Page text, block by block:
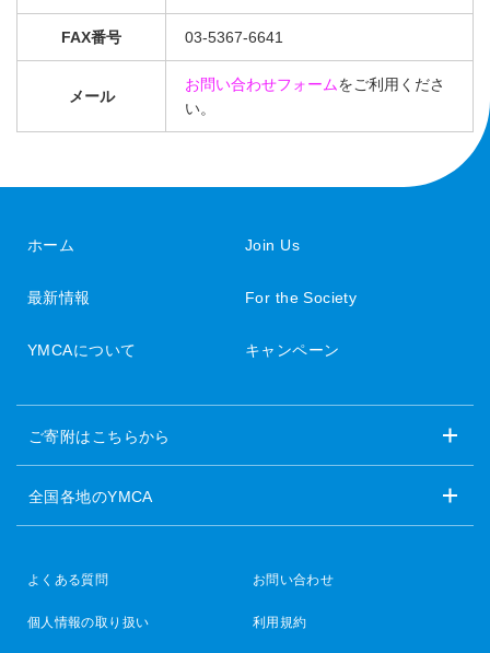
FAX番号 03-5367-6641
メール
お問い合わせフォームをご利用くださ
い。
ホーム
最新情報
YMCAについて
Join Us
For the Society
キャンペーン
ご寄附はこちらから
全国各地のYMCA
よくある質問 お問い合わせ
個人情報の取り扱い 利用規約